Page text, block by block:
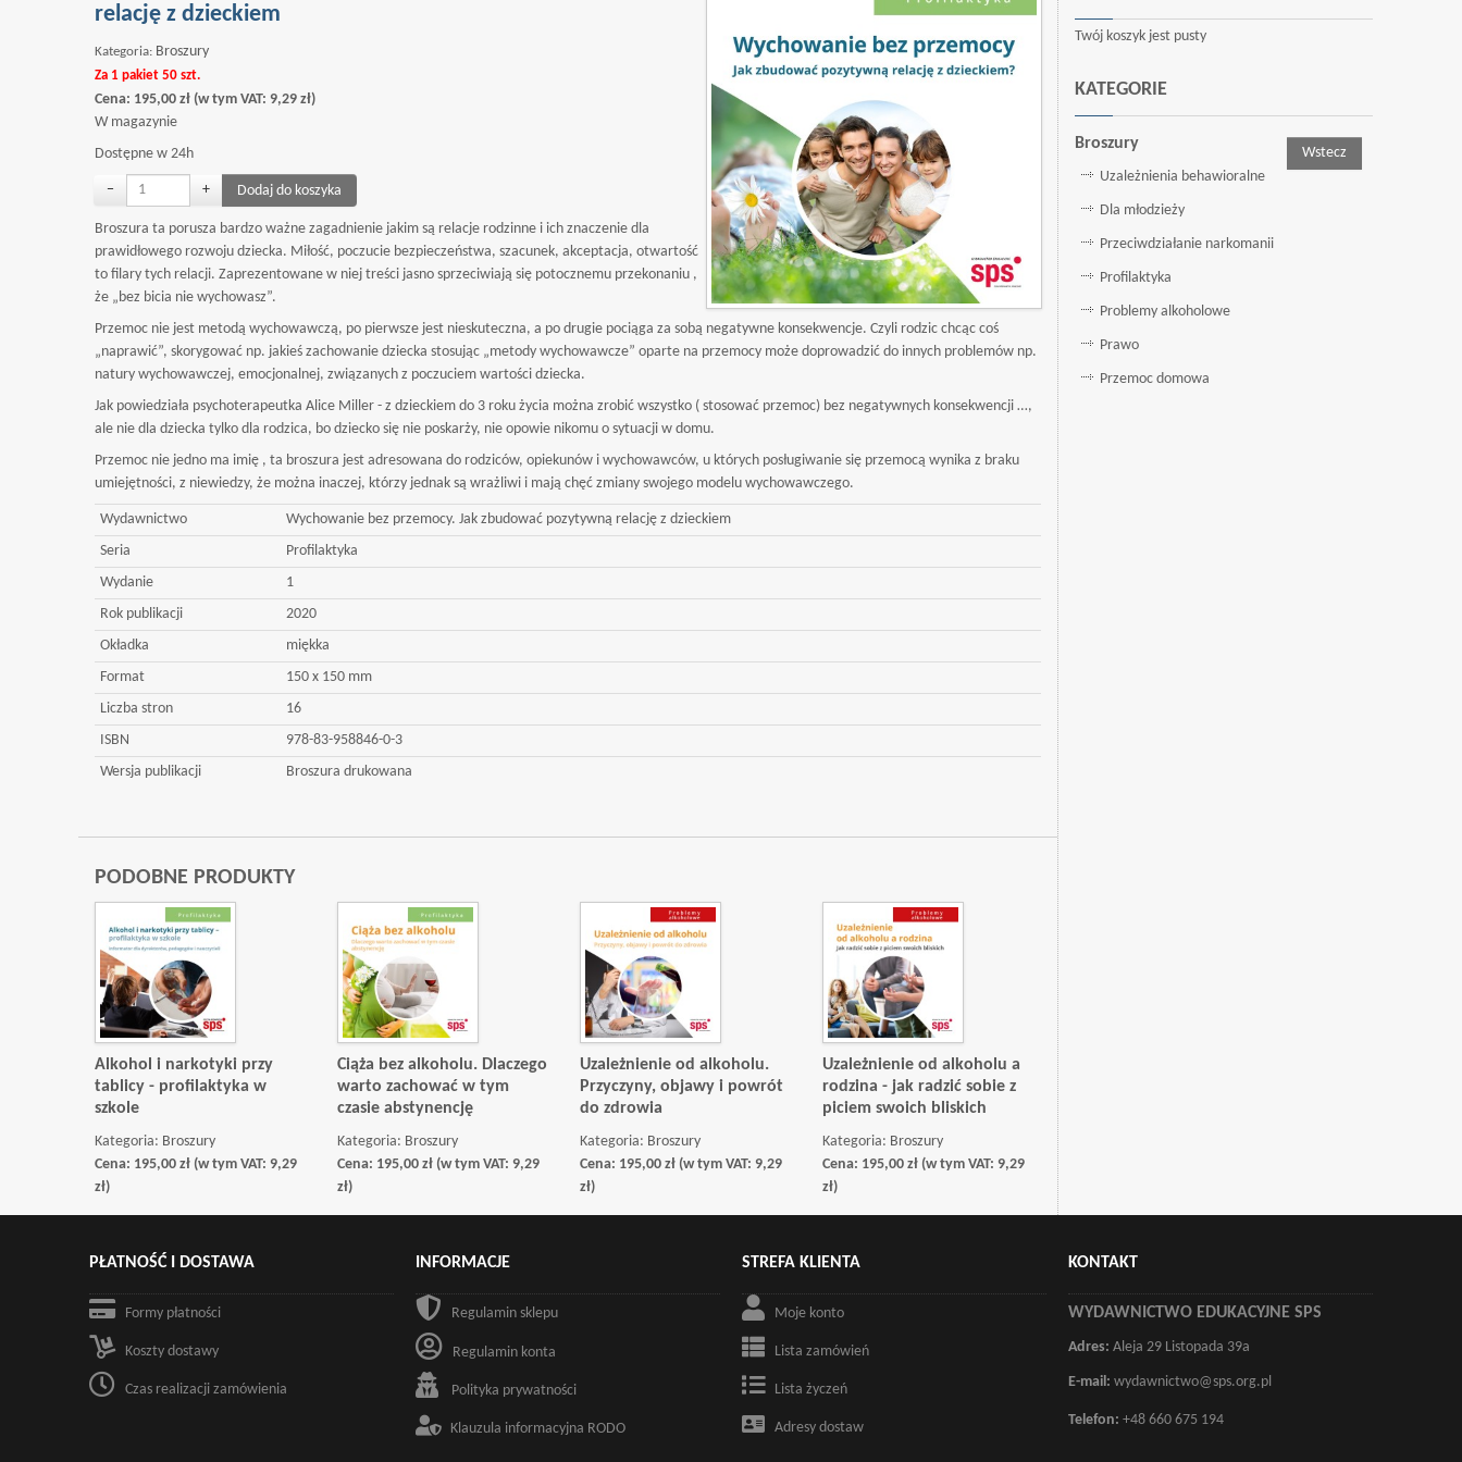
relację z dzieckiem
Kategoria: Broszury
Za 1 pakiet 50 szt.
Cena: 195,00 zł (w tym VAT: 9,29 zł)
W magazynie
Dostępne w 24h
− +
Broszura ta porusza bardzo ważne zagadnienie jakim są relacje rodzinne i ich znaczenie dla
prawidłowego rozwoju dziecka. Miłość, poczucie bezpieczeństwa, szacunek, akceptacja, otwartość
to filary tych relacji. Zaprezentowane w niej treści jasno sprzeciwiają się potocznemu przekonaniu ,
że „bez bicia nie wychowasz”.
Przemoc nie jest metodą wychowawczą, po pierwsze jest nieskuteczna, a po drugie pociąga za sobą negatywne konsekwencje. Czyli rodzic chcąc coś
„naprawić”, skorygować np. jakieś zachowanie dziecka stosując „metody wychowawcze” oparte na przemocy może doprowadzić do innych problemów np.
natury wychowawczej, emocjonalnej, związanych z poczuciem wartości dziecka.
Jak powiedziała psychoterapeutka Alice Miller - z dzieckiem do 3 roku życia można zrobić wszystko ( stosować przemoc) bez negatywnych konsekwencji …,
ale nie dla dziecka tylko dla rodzica, bo dziecko się nie poskarży, nie opowie nikomu o sytuacji w domu.
Przemoc nie jedno ma imię , ta broszura jest adresowana do rodziców, opiekunów i wychowawców, u których posługiwanie się przemocą wynika z braku
umiejętności, z niewiedzy, że można inaczej, którzy jednak są wrażliwi i mają chęć zmiany swojego modelu wychowawczego.
Wydawnictwo
Wychowanie bez przemocy. Jak zbudować pozytywną relację z dzieckiem
Seria
Profilaktyka
Wydanie
1
Rok publikacji
2020
Okładka
miękka
Format
150 x 150 mm
Liczba stron
16
ISBN
978-83-958846-0-3
Wersja publikacji
Broszura drukowana
PODOBNE PRODUKTY
Alkohol i narkotyki przy
tablicy - profilaktyka w
szkole
Kategoria: Broszury
Cena: 195,00 zł (w tym VAT: 9,29
zł)
Ciąża bez alkoholu. Dlaczego
warto zachować w tym
czasie abstynencję
Kategoria: Broszury
Cena: 195,00 zł (w tym VAT:9,29
zł)
Uzależnienie od alkoholu.
Przyczyny, objawy i powrót
do zdrowia
Kategoria: Broszury
Cena: 195,00 zł (w tym VAT:9,29
zł)
Uzależnienie od alkoholu a
rodzina - jak radzić sobie z
piciem swoich bliskich
Kategoria: Broszury
Cena: 195,00 zł (w tym VAT:9,29
zł)
Twój koszyk jest pusty
KATEGORIE
Broszury
Wstecz
Uzależnienia behawioralne
Dla młodzieży
Przeciwdziałanie narkomanii
Profilaktyka
Problemy alkoholowe
Prawo
Przemoc domowa
PŁATNOŚĆ I DOSTAWA
Formy płatności
Koszty dostawy
Czas realizacji zamówienia
INFORMACJE
Regulamin sklepu
Regulamin konta
Polityka prywatności
Klauzula informacyjna RODO
STREFA KLIENTA
Moje konto
Lista zamówień
Lista życzeń
Adresy dostaw
KONTAKT
WYDAWNICTWO EDUKACYJNE SPS
Adres: Aleja 29 Listopada 39a
E-mail: wydawnictwo@sps.org.pl
Telefon: +48 660 675 194